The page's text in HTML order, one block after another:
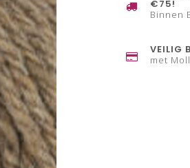
€75!
Binnen
VEILIG
met